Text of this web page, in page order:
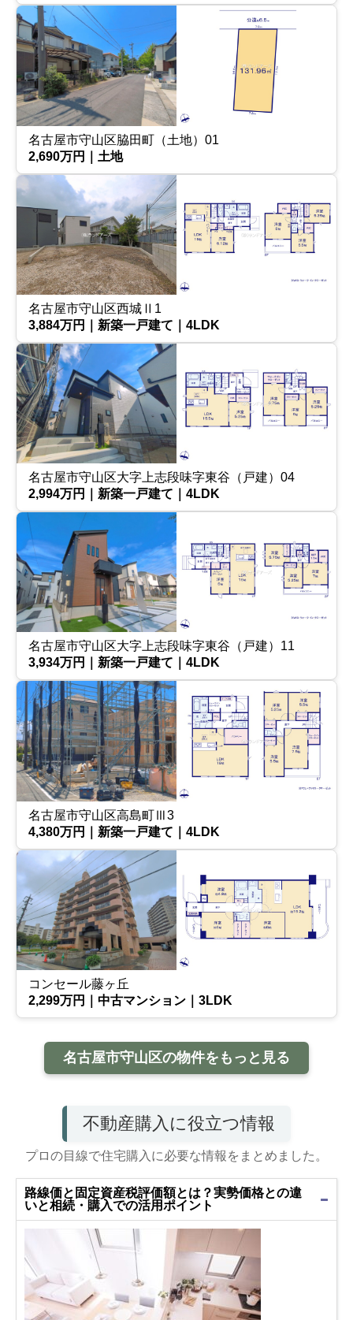
名古屋市守山区脇田町（土地）01
2,690万円｜土地
名古屋市守山区西城Ⅱ1
3,884万円｜新築一戸建て｜4LDK
名古屋市守山区大字上志段味字東谷（戸建）04
2,994万円｜新築一戸建て｜4LDK
名古屋市守山区大字上志段味字東谷（戸建）11
3,934万円｜新築一戸建て｜4LDK
名古屋市守山区高島町Ⅲ3
4,380万円｜新築一戸建て｜4LDK
コンセール藤ヶ丘
2,299万円｜中古マンション｜3LDK
名古屋市守山区の物件をもっと見る
不動産購入に役立つ情報
プロの目線で住宅購入に必要な情報をまとめました。
路線価と固定資産税評価額とは？実勢価格との違
いと相続・購入での活用ポイント